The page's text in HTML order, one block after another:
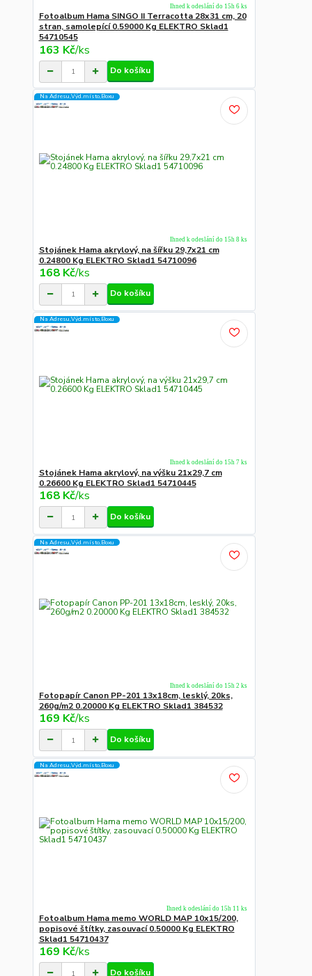
Fotoalbum Hama SINGO II Terracotta 28x31 cm, 20
stran, samolepící 0.59000 Kg ELEKTRO Sklad1
54710545
163 Kč/ks
Ihned k odeslání do 15h 6 ks
Do košíku
Na Adresu,Výd.místo,Boxu
Stojánek Hama akrylový, na šířku 29,7x21 cm
0.24800 Kg ELEKTRO Sklad1 54710096
168 Kč/ks
Ihned k odeslání do 15h 8 ks
Do košíku
Na Adresu,Výd.místo,Boxu
Stojánek Hama akrylový, na výšku 21x29,7 cm
0.26600 Kg ELEKTRO Sklad1 54710445
168 Kč/ks
Ihned k odeslání do 15h 7 ks
Do košíku
Na Adresu,Výd.místo,Boxu
Fotopapír Canon PP-201 13x18cm, lesklý, 20ks,
260g/m2 0.20000 Kg ELEKTRO Sklad1 384532
169 Kč/ks
Ihned k odeslání do 15h 2 ks
Do košíku
Na Adresu,Výd.místo,Boxu
Fotoalbum Hama memo WORLD MAP 10x15/200,
popisové štítky, zasouvací 0.50000 Kg ELEKTRO
Sklad1 54710437
169 Kč/ks
Ihned k odeslání do 15h 11 ks
Do košíku